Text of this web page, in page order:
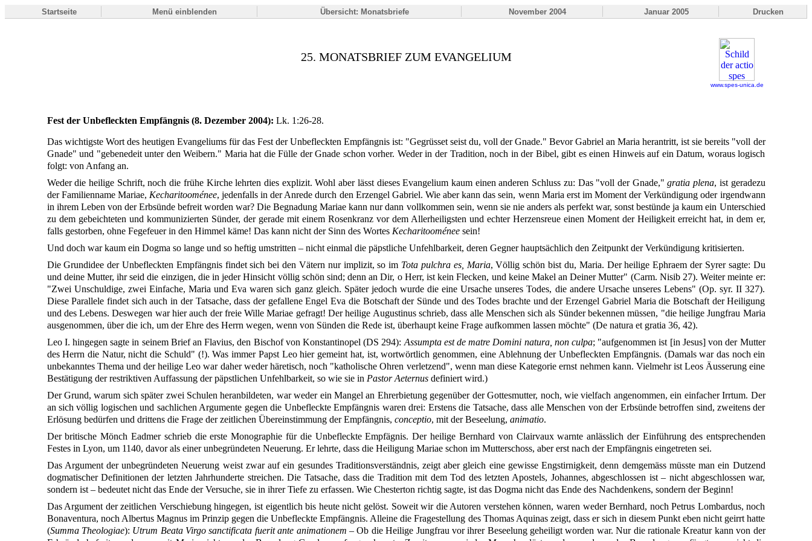
Startseite Menü einblenden Übersicht: Monatsbriefe November 2004 Januar 2005 Drucken
25. MONATSBRIEF ZUM EVANGELIUM
www.spes-unica.de
Fest der Unbefleckten Empfängnis (8. Dezember 2004): Lk. 1:26-28.
Das wichtigste Wort des heutigen Evangeliums für das Fest der Unbefleckten Empfängnis ist: "Gegrüsset seist du, voll der Gnade." Bevor Gabriel an Maria herantritt, ist sie bereits "voll der
Gnade" und "gebenedeit unter den Weibern." Maria hat die Fülle der Gnade schon vorher. Weder in der Tradition, noch in der Bibel, gibt es einen Hinweis auf ein Datum, woraus logisch
folgt: von Anfang an.
Weder die heilige Schrift, noch die frühe Kirche lehrten dies explizit. Wohl aber lässt dieses Evangelium kaum einen anderen Schluss zu: Das "voll der Gnade,"gratia plena, ist geradezu
der Familienname Mariae, Kecharitooménee, jedenfalls in der Anrede durch den Erzengel Gabriel. Wie aber kann das sein, wenn Maria erst im Moment der Verkündigung oder irgendwann
in ihrem Leben von der Erbsünde befreit worden war? Die Begnadung Mariae kann nur dann vollkommen sein, wenn sie nie anders als perfekt war, sonst bestünde ja kaum ein Unterschied
zu dem gebeichteten und kommunizierten Sünder, der gerade mit einem Rosenkranz vor dem Allerheiligsten und echter Herzensreue einen Moment der Heiligkeit erreicht hat, in dem er,
falls gestorben, ohne Fegefeuer in den Himmel käme! Das kann nicht der Sinn des Wortes Kecharitooméneesein!
Und doch war kaum ein Dogma so lange und so heftig umstritten – nicht einmal die päpstliche Unfehlbarkeit, deren Gegner hauptsächlich den Zeitpunkt der Verkündigung kritisierten.
Die Grundidee der Unbefleckten Empfängnis findet sich bei den Vätern nur implizit, so im Tota pulchra es, Maria, Völlig schön bist du, Maria. Der heilige Ephraem der Syrer sagte: Du
und deine Mutter, ihr seid die einzigen, die in jeder Hinsicht völlig schön sind; denn an Dir, o Herr, ist kein Flecken, und keine Makel an Deiner Mutter" (Carm. Nisib 27). Weiter meinte er:
"Zwei Unschuldige, zwei Einfache, Maria und Eva waren sich ganz gleich. Später jedoch wurde die eine Ursache unseres Todes, die andere Ursache unseres Lebens" (Op. syr. II 327).
Diese Parallele findet sich auch in der Tatsache, dass der gefallene Engel Eva die Botschaft der Sünde und des Todes brachte und der Erzengel Gabriel Maria die Botschaft der Heiligung
und des Lebens. Deswegen war hier auch der freie Wille Mariae gefragt! Der heilige Augustinus schrieb, dass alle Menschen sich als Sünder bekennen müssen, "die heilige Jungfrau Maria
ausgenommen, über die ich, um der Ehre des Herrn wegen, wenn von Sünden die Rede ist, überhaupt keine Frage aufkommen lassen möchte" (De natura et gratia 36, 42).
Leo I. hingegen sagte in seinem Brief an Flavius, den Bischof von Konstantinopel (DS 294): Assumpta est de matre Domini natura, non culpa; "aufgenommen ist [in Jesus] von der Mutter
des Herrn die Natur, nicht die Schuld" (!). Was immer Papst Leo hier gemeint hat, ist, wortwörtlich genommen, eine Ablehnung der Unbefleckten Empfängnis. (Damals war das noch ein
unbekanntes Thema und der heilige Leo war daher weder häretisch, noch "katholische Ohren verletzend", wenn man diese Kategorie ernst nehmen kann. Vielmehr ist Leos Äusserung eine
Bestätigung der restriktiven Auffassung der päpstlichen Unfehlbarkeit, so wie sie in Pastor Aeternusdefiniert wird.)
Der Grund, warum sich später zwei Schulen heranbildeten, war weder ein Mangel an Ehrerbietung gegenüber der Gottesmutter, noch, wie vielfach angenommen, ein einfacher Irrtum. Der
an sich völlig logischen und sachlichen Argumente gegen die Unbefleckte Empfängnis waren drei: Erstens die Tatsache, dass alle Menschen von der Erbsünde betroffen sind, zweitens der
Erlösung bedürfen und drittens die Frage der zeitlichen Übereinstimmung der Empfängnis, conceptio, mit der Beseelung, animatio.
Der britische Mönch Eadmer schrieb die erste Monographie für die Unbefleckte Empfägnis. Der heilige Bernhard von Clairvaux warnte anlässlich der Einführung des entsprechenden
Festes in Lyon, um 1140, davor als einer unbegründeten Neuerung. Er lehrte, dass die Heiligung Mariae schon im Mutterschoss, aber erst nach der Empfängnis eingetreten sei.
Das Argument der unbegründeten Neuerung weist zwar auf ein gesundes Traditionsverständnis, zeigt aber gleich eine gewisse Engstirnigkeit, denn demgemäss müsste man ein Dutzend
dogmatischer Definitionen der letzten Jahrhunderte streichen. Die Tatsache, dass die Tradition mit dem Tod des letzten Apostels, Johannes, abgeschlossen ist – nicht abgeschlossen war,
sondern ist – bedeutet nicht das Ende der Versuche, sie in ihrer Tiefe zu erfassen. Wie Chesterton richtig sagte, ist das Dogma nicht das Ende des Nachdenkens, sondern der Beginn!
Das Argument der zeitlichen Verschiebung hingegen, ist eigentlich bis heute nicht gelöst. Soweit wir die Autoren verstehen können, waren weder Bernhard, noch Petrus Lombardus, noch
Bonaventura, noch Albertus Magnus im Prinzip gegen die Unbefleckte Empfängnis. Alleine die Fragestellung des Thomas Aquinas zeigt, dass er sich in diesem Punkt eben nicht geirrt hatte
(Summa Theologiae): Utrum Beata Virgo sanctificata fuerit ante animationem – Ob die Heilige Jungfrau vor ihrer Beseelung geheiligt worden war. Nur die rationale Kreatur kann von der